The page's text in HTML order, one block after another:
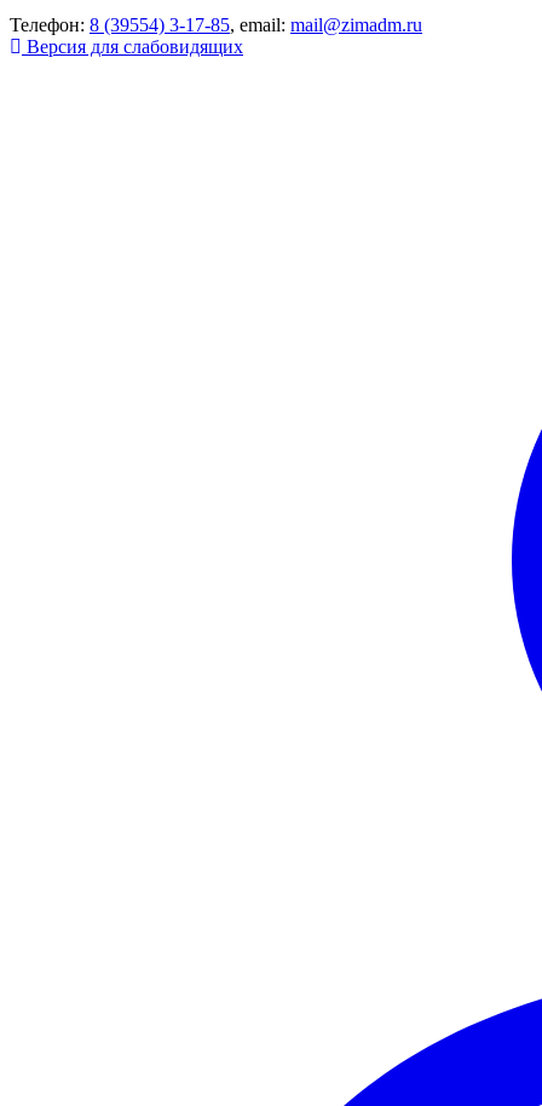
Телефон: 8 (39554) 3-17-85, email: mail@zimadm.ru
Версия для слабовидящих